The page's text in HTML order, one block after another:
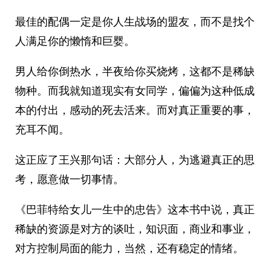
最佳的配偶一定是你人生战场的盟友，而不是找个
人满足你的懒惰和巨婴。
男人给你倒热水，半夜给你买烧烤，这都不是稀缺
物种。而我就知道现实有女同学，偏偏为这种低成
本的付出，感动的死去活来。而对真正重要的事，
充耳不闻。
这正应了王兴那句话：大部分人，为逃避真正的思
考，愿意做一切事情。
《巴菲特给女儿一生中的忠告》这本书中说，真正
稀缺的资源是对方的谈吐，知识面，商业和事业，
对方控制局面的能力，当然，还有稳定的情绪。